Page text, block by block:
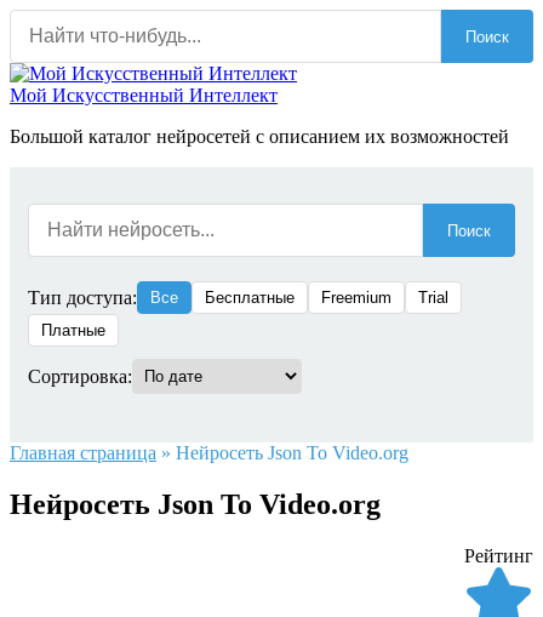
Перейти
содержанию
Поиск
Мой Искусственный Интеллект
Большой каталог нейросетей с описанием их возможностей
Поиск
Тип доступа: Все Бесплатные Freemium
Trial
Платные
Сортировка:
Главная страница » Нейросеть Json To Video.org
Нейросеть Json To Video.org
Рейтинг